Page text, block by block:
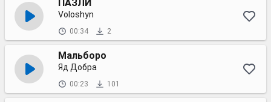
ПАЗЛИ
Voloshyn
00:34 2
Мальборо
Яд Добра
00:23 101